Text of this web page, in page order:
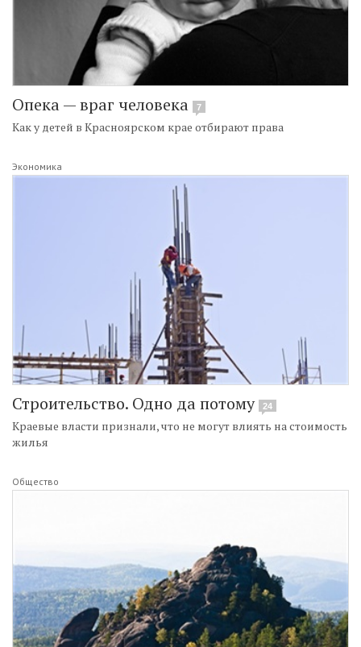
Опека — враг человека 7
Как у детей в Красноярском крае отбирают права
Экономика
Строительство. Одно да потому 24
Краевые власти признали, что не могут влиять на стоимость
жилья
Общество